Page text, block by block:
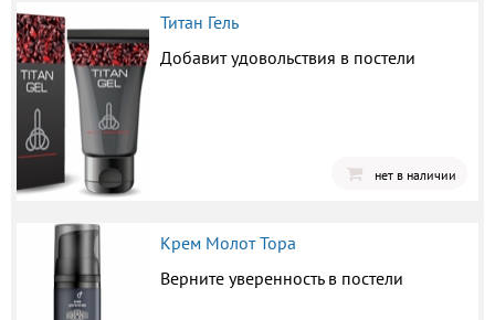
Титан Гель
Добавит удовольствия в постели
нет в наличии
Крем Молот Тора
Верните уверенность в постели